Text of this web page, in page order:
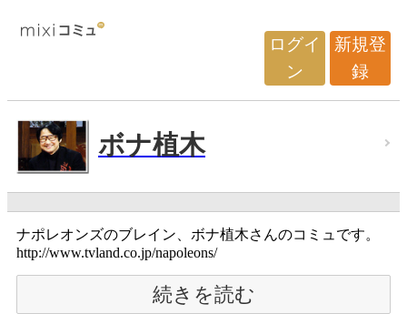
ログイ
ン
新規登
録
ボナ植木
ナポレオンズのブレイン、ボナ植木さんのコミュです。
http://www.tvland.co.jp/napoleons/
続きを読む